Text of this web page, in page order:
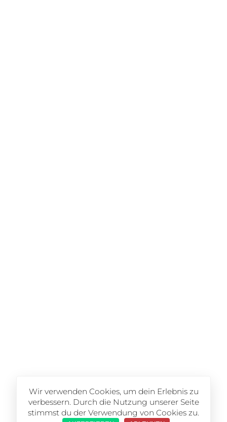
Wir verwenden Cookies, um dein Erlebnis zu
verbessern. Durch die Nutzung unserer Seite
stimmst du der Verwendung von Cookies zu.